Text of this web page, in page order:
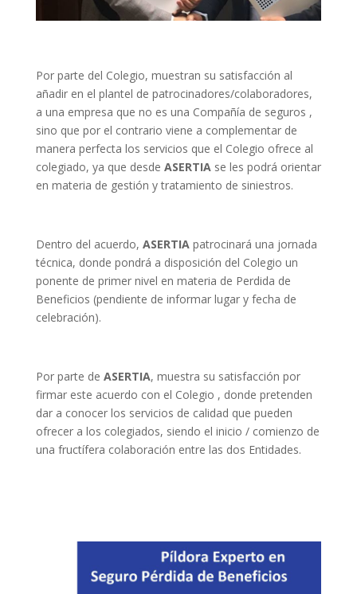
Por parte del Colegio, muestran su satisfacción al
añadir en el plantel de patrocinadores/colaboradores,
a una empresa que no es una Compañía de seguros ,
sino que por el contrario viene a complementar de
manera perfecta los servicios que el Colegio ofrece al
colegiado, ya que desde ASERTIAse les podrá orientar
en materia de gestión y tratamiento de siniestros.
Dentro del acuerdo, ASERTIApatrocinará una jornada
técnica, donde pondrá a disposición del Colegio un
ponente de primer nivel en materia de Perdida de
Beneficios (pendiente de informar lugar y fecha de
celebración).
Por parte de ASERTIA, muestra su satisfacción por
firmar este acuerdo con el Colegio , donde pretenden
dar a conocer los servicios de calidad que pueden
ofrecer a los colegiados, siendo el inicio / comienzo de
una fructífera colaboración entre las dos Entidades.